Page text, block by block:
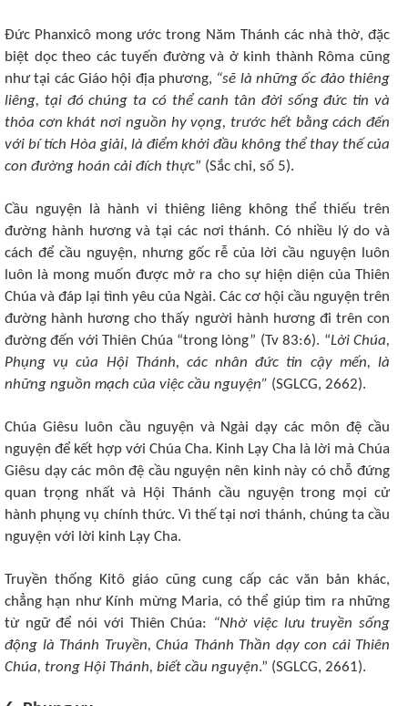
Đức Phanxicô mong ước trong Năm Thánh các nhà thờ, đặc
biệt dọc theo các tuyến đường và ở kinh thành Rôma cũng
như tại các Giáo hội địa phương, “sẽ là những ốc đảo thiêng
liêng, tại đó chúng ta có thể canh tân đời sống đức tin và
thỏa cơn khát nơi nguồn hy vọng, trước hết bằng cách đến
với bí tích Hòa giải, là điểm khởi đầu không thể thay thế của
con đường hoán cải đích thực” (Sắc chỉ, số 5).
Cầu nguyện là hành vi thiêng liêng không thể thiếu trên
đường hành hương và tại các nơi thánh. Có nhiều lý do và
cách để cầu nguyện, nhưng gốc rễ của lời cầu nguyện luôn
luôn là mong muốn được mở ra cho sự hiện diện của Thiên
Chúa và đáp lại tình yêu của Ngài. Các cơ hội cầu nguyện trên
đường hành hương cho thấy người hành hương đi trên con
đường đến với Thiên Chúa “trong lòng” (Tv 83:6). “Lời Chúa,
Phụng vụ của Hội Thánh, các nhân đức tin cậy mến, là
những nguồn mạch của việc cầu nguyện” (SGLCG, 2662).
Chúa Giêsu luôn cầu nguyện và Ngài dạy các môn đệ cầu
nguyện để kết hợp với Chúa Cha. Kinh Lạy Cha là lời mà Chúa
Giêsu dạy các môn đệ cầu nguyện nên kinh này có chỗ đứng
quan trọng nhất và Hội Thánh cầu nguyện trong mọi cử
hành phụng vụ chính thức. Vì thế tại nơi thánh, chúng ta cầu
nguyện với lời kinh Lạy Cha.
Truyền thống Kitô giáo cũng cung cấp các văn bản khác,
chẳng hạn như Kính mừng Maria, có thể giúp tìm ra những
từ ngữ để nói với Thiên Chúa: “Nhờ việc lưu truyền sống
động là Thánh Truyền, Chúa Thánh Thần dạy con cái Thiên
Chúa, trong Hội Thánh, biết cầu nguyện.” (SGLCG, 2661).